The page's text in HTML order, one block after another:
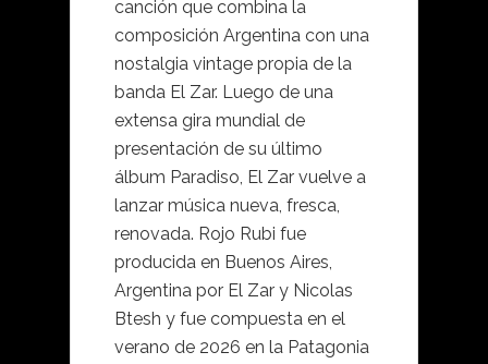
canción que combina la
composición Argentina con una
nostalgia vintage propia de la
banda El Zar. Luego de una
extensa gira mundial de
presentación de su último
álbum Paradiso, El Zar vuelve a
lanzar música nueva, fresca,
renovada. Rojo Rubi fue
producida en Buenos Aires,
Argentina por El Zar y Nicolas
Btesh y fue compuesta en el
verano de 2026 en la Patagonia